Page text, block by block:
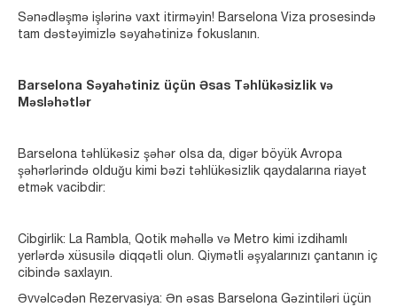
Sənədləşmə işlərinə vaxt itirməyin! Barselona Viza prosesində
tam dəstəyimizlə səyahətinizə fokuslanın.
Barselona Səyahətiniz üçün Əsas Təhlükəsizlik və
Məsləhətlər
Barselona təhlükəsiz şəhər olsa da, digər böyük Avropa
şəhərlərində olduğu kimi bəzi təhlükəsizlik qaydalarına riayət
etmək vacibdir:
Cibgirlik: La Rambla, Qotik məhəllə və Metro kimi izdihamlı
yerlərdə xüsusilə diqqətli olun. Qiymətli əşyalarınızı çantanın iç
cibində saxlayın.
Əvvəlcədən Rezervasiya: Ən əsas Barselona Gəzintiləri üçün